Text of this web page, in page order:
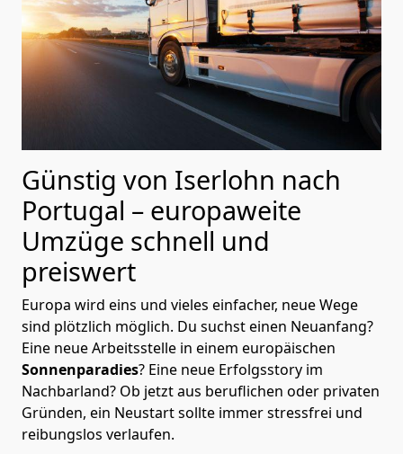
Günstig von Iserlohn nach
Portugal – europaweite
Umzüge schnell und
preiswert
Europa wird eins und vieles einfacher, neue Wege
sind plötzlich möglich. Du suchst einen Neuanfang?
Eine neue Arbeitsstelle in einem europäischen
Sonnenparadies? Eine neue Erfolgsstory im
Nachbarland? Ob jetzt aus beruflichen oder privaten
Gründen, ein Neustart sollte immer stressfrei und
reibungslos verlaufen.